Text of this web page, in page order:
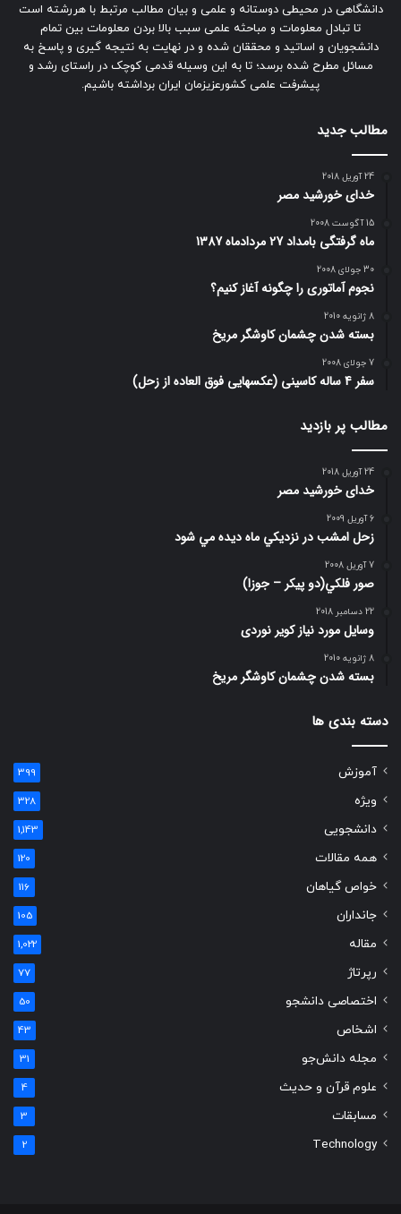
دانشگاهی در محیطی دوستانه و علمی و بیان مطالب مرتبط با هررشته است
تا تبادل معلومات و مباحثه علمی سبب بالا بردن معلومات بین تمام
دانشجویان و اساتید و محققان شده و در نهایت به نتیجه گیری و پاسخ به
مسائل مطرح شده برسد؛ تا به این وسیله قدمی کوچک در راستای رشد و
پیشرفت علمی کشورعزیزمان ایران برداشته باشیم.
مطالب جدید
24 آوریل 2018
خدای خورشید مصر
15 آگوست 2008
ماه گرفتگی بامداد 27 مردادماه 1387
30 جولای 2008
نجوم آماتوری را چگونه آغاز کنیم؟
8 ژانویه 2010
بسته شدن چشمان کاوشگر مريخ
7 جولای 2008
سفر 4 ساله کاسینی (عکسهایی فوق العاده از زحل)
مطالب پر بازدید
24 آوریل 2018
خدای خورشید مصر
6 آوریل 2009
زحل امشب در نزديكي ماه ديده مي شود
7 آوریل 2008
صور فلكي(دو پیکر – جوزا)
22 دسامبر 2018
وسایل مورد نیاز کویر نوردی
8 ژانویه 2010
بسته شدن چشمان کاوشگر مريخ
دسته بندی ها
آموزش 399
ویژه 328
دانشجویی 1,143
همه مقالات 120
خواص گیاهان 116
جانداران 105
مقاله 1,022
رپرتاژ 77
اختصاصی دانشجو 50
اشخاص 43
مجله دانش‌جو 31
علوم قرآن و حدیث 4
مسابقات 3
Technology
2